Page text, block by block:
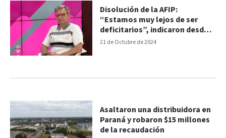
21 de Octubre de 2024
Disolución de la AFIP:
“Estamos muy lejos de ser
deficitarios”, indicaron desde
el organismo en Paraná
Asaltaron una distribuidora en
Paraná y robaron $15 millones
de la recaudación